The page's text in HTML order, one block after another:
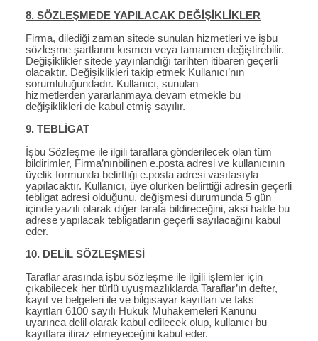
8. SÖZLEŞMEDE YAPILACAK DEĞİŞİKLİKLER
Firma, dilediği zaman sitede sunulan hizmetleri ve işbu
sözleşme şartlarını kısmen veya tamamen değiştirebilir.
Değişiklikler sitede yayınlandığı tarihten itibaren geçerli
olacaktır. Değişiklikleri takip etmek Kullanıcı’nın
sorumluluğundadır. Kullanıcı, sunulan
hizmetlerden yararlanmaya devam etmekle bu
değişiklikleri de kabul etmiş sayılır.
9. TEBLİGAT
İşbu Sözleşme ile ilgili taraflara gönderilecek olan tüm
bildirimler, Firma’nınbilinen e.posta adresi ve kullanıcının
üyelik formunda belirttiği e.posta adresi vasıtasıyla
yapılacaktır. Kullanıcı, üye olurken belirttiği adresin geçerli
tebligat adresi olduğunu, değişmesi durumunda 5 gün
içinde yazılı olarak diğer tarafa bildireceğini, aksi halde bu
adrese yapılacak tebligatların geçerli sayılacağını kabul
eder.
10. DELİL SÖZLEŞMESİ
Taraflar arasında işbu sözleşme ile ilgili işlemler için
çıkabilecek her türlü uyuşmazlıklarda Taraflar’ın defter,
kayıt ve belgeleri ile ve bilgisayar kayıtları ve faks
kayıtları 6100 sayılı Hukuk Muhakemeleri Kanunu
uyarınca delil olarak kabul edilecek olup, kullanıcı bu
kayıtlara itiraz etmeyeceğini kabul eder.